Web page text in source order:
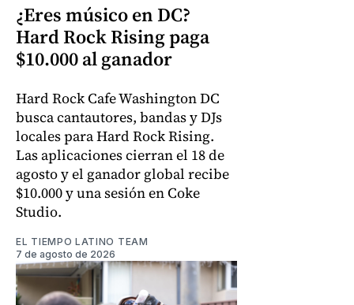
¿Eres músico en DC?
Hard Rock Rising paga
$10.000 al ganador
Hard Rock Cafe Washington DC
busca cantautores, bandas y DJs
locales para Hard Rock Rising.
Las aplicaciones cierran el 18 de
agosto y el ganador global recibe
$10.000 y una sesión en Coke
Studio.
EL TIEMPO LATINO TEAM
7 de agosto de 2026